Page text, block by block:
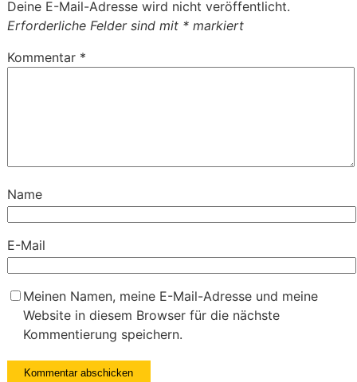
Deine E-Mail-Adresse wird nicht veröffentlicht.
Erforderliche Felder sind mit *markiert
Kommentar *
Name
E-Mail
Meinen Namen, meine E-Mail-Adresse und meine
Website in diesem Browser für die nächste
Kommentierung speichern.